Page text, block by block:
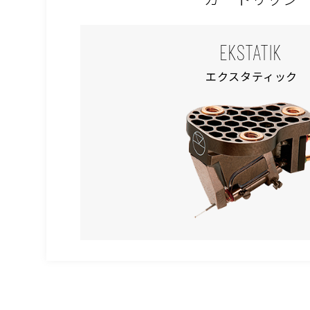
EKSTATIK
エクスタティック